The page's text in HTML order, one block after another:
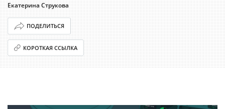
Екатерина Струкова
ПОДЕЛИТЬСЯ
КОРОТКАЯ ССЫЛКА